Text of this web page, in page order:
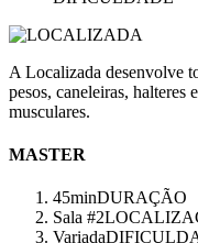
A Localizada desenvolve
pesos, caneleiras, halteres
musculares.
MASTER
45minDURAÇÃO
Sala #2
Variada